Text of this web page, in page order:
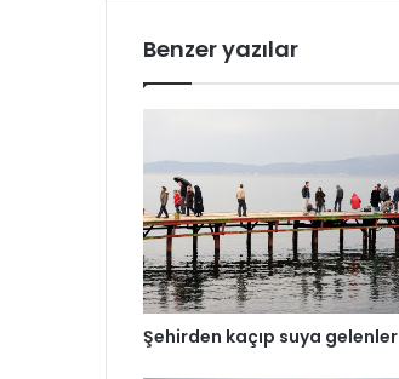
Benzer yazılar
Şehirden kaçıp suya gelenler